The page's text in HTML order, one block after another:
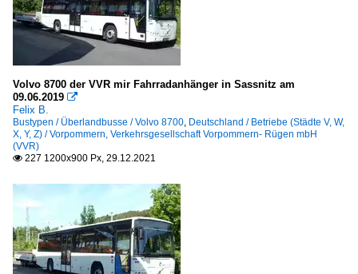
Volvo 8700 der VVR mir Fahrradanhänger in Sassnitz am
09.06.2019 
Felix B.
Bustypen / Überlandbusse / Volvo 8700, Deutschland / Betriebe (Städte V, W,
X, Y, Z) / Vorpommern, Verkehrsgesellschaft Vorpommern- Rügen mbH
(VVR)
 227 1200x900 Px, 29.12.2021